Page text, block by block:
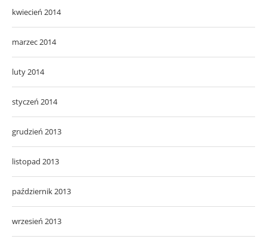
kwiecień 2014
marzec 2014
luty 2014
styczeń 2014
grudzień 2013
listopad 2013
październik 2013
wrzesień 2013